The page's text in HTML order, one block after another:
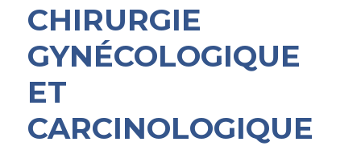
CHIRURGIE
GYNÉCOLOGIQUE
ET
CARCINOLOGIQUE